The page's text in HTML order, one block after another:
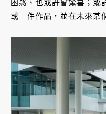
困惑、也或許會驚喜；或
或一件作品，並在未來某